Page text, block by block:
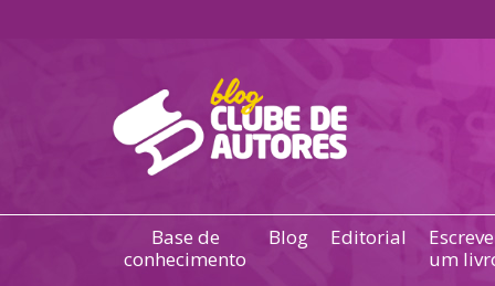
Base de
conhecimento
Blog Editorial
um